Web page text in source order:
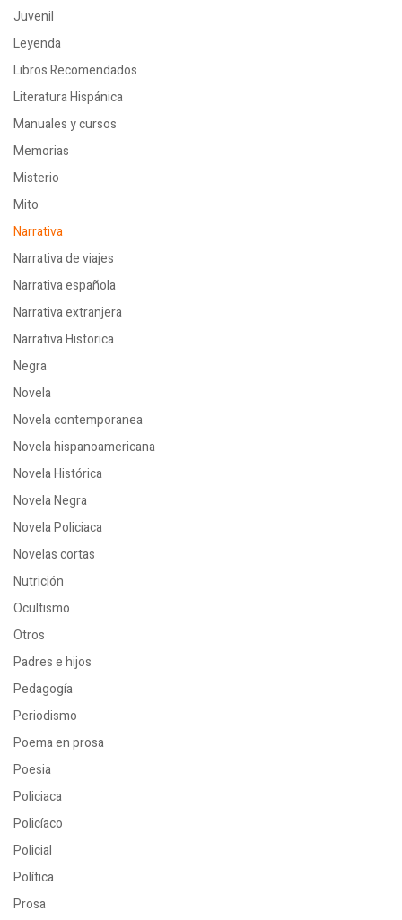
Juvenil
Leyenda
Libros Recomendados
Literatura Hispánica
Manuales y cursos
Memorias
Misterio
Mito
Narrativa
Narrativa de viajes
Narrativa española
Narrativa extranjera
Narrativa Historica
Negra
Novela
Novela contemporanea
Novela hispanoamericana
Novela Histórica
Novela Negra
Novela Policiaca
Novelas cortas
Nutrición
Ocultismo
Otros
Padres e hijos
Pedagogía
Periodismo
Poema en prosa
Poesia
Policiaca
Policíaco
Policial
Política
Prosa